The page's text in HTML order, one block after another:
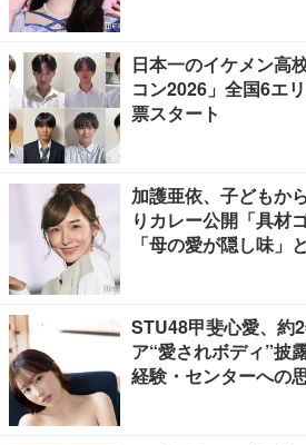
日本一のイケメン高
コン2026」全国6エ
票スタート
加護亜依、子どもか
りカレー公開「具材
「母の愛が隠し味」
STU48甲斐心愛、約
ア“愛されボディ”披
経験・センターへの